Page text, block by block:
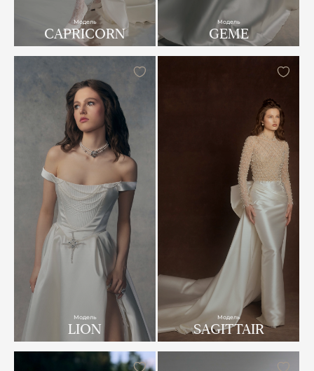
Модель
CAPRICORN
Модель
GEME
Модель
LION
Модель
SAGITTAIR